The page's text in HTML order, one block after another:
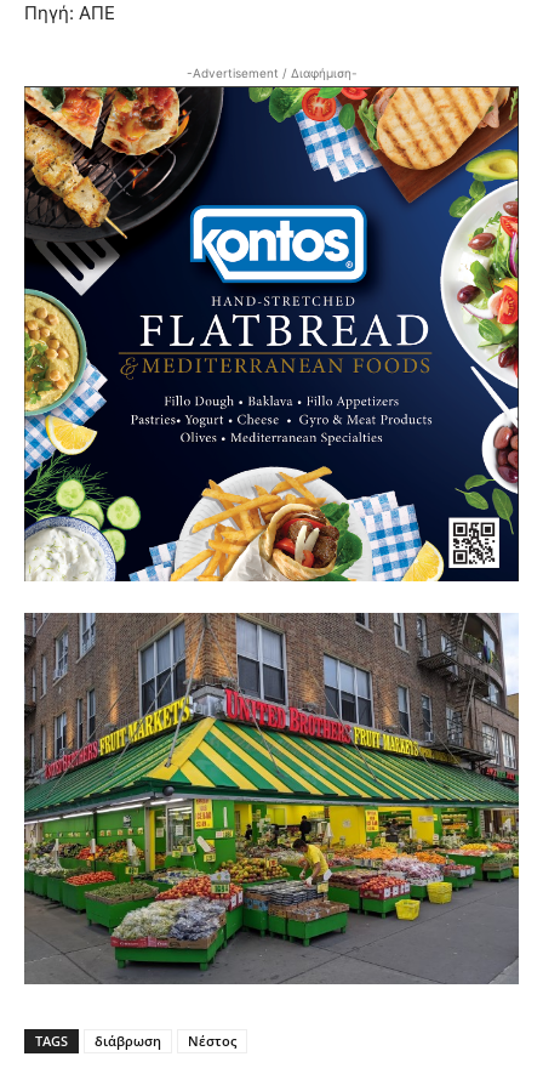
Πηγή: ΑΠΕ
-Advertisement / Διαφήμιση-
TAGS διάβρωση Νέστος